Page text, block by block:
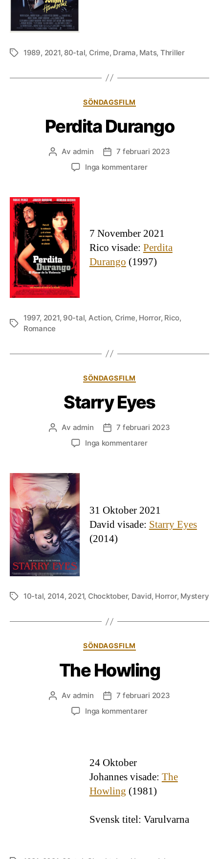
Etiketter
1989, 2021, 80-tal, Crime, Drama, Mats, Thriller
Kategorier
SÖNDAGSFILM
Perdita Durango
Inläggsförfattare
Av admin Inläggsdatum
7 februari 2023
Inga kommentarertill
7 November 2021
Rico visade: Perdita
Durango (1997)
Etiketter
1997, 2021, 90-tal, Action, Crime, Horror, Rico,
Romance
Kategorier
SÖNDAGSFILM
Starry Eyes
Inläggsförfattare
Av admin Inläggsdatum
7 februari 2023
Inga kommentarertill
31 Oktober 2021
David visade: Starry Eyes
(2014)
Etiketter
10-tal, 2014, 2021, Chocktober, David, Horror, Mystery
Kategorier
SÖNDAGSFILM
The Howling
Inläggsförfattare
Av admin Inläggsdatum
7 februari 2023
Inga kommentarertill
24 Oktober
Johannes visade: The
Howling (1981)
Svensk titel: Varulvarna